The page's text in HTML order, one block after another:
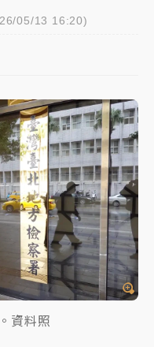
遭查扣畫面曝光
辜仲諒向法院聲請遭
上預約開賣一度塞車
檢抗告成功 今重開羈
轟3天 「紅到發紫」降
05/13 16:20)
資料照